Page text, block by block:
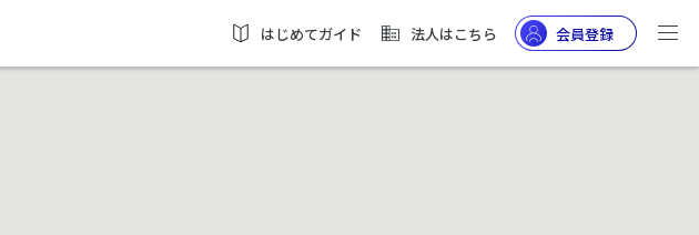
はじめてガイド 法人はこちら 会員登録